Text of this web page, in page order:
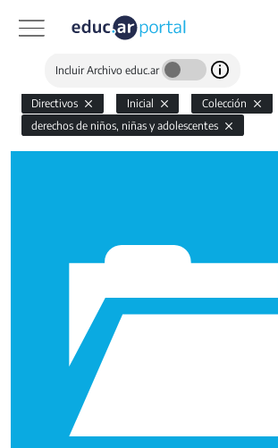
Incluir Archivo educ.ar
Directivos Inicial Colección
derechos de niños, niñas y adolescentes